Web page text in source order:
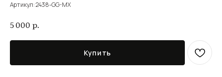
Артикул:2438-GG-MX
5 000 р.
Купить